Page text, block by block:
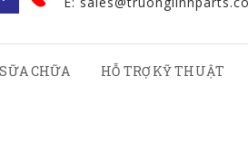
CHỮA HỖ TRỢ KỸ THUẬT